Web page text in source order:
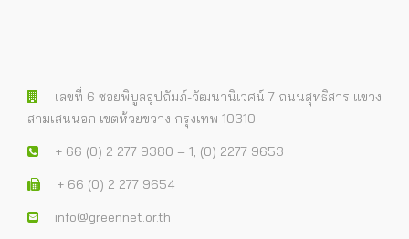
เลขที่ 6 ซอยพิบูลอุปถัมภ์-วัฒนานิเวศน์ 7 ถนนสุทธิสาร แขวง
สามเสนนอก เขตห้วยขวาง กรุงเทพ 10310
+ 66 (0) 2 277 9380 – 1, (0) 2277 9653
+ 66 (0) 2 277 9654
info@greennet.or.th